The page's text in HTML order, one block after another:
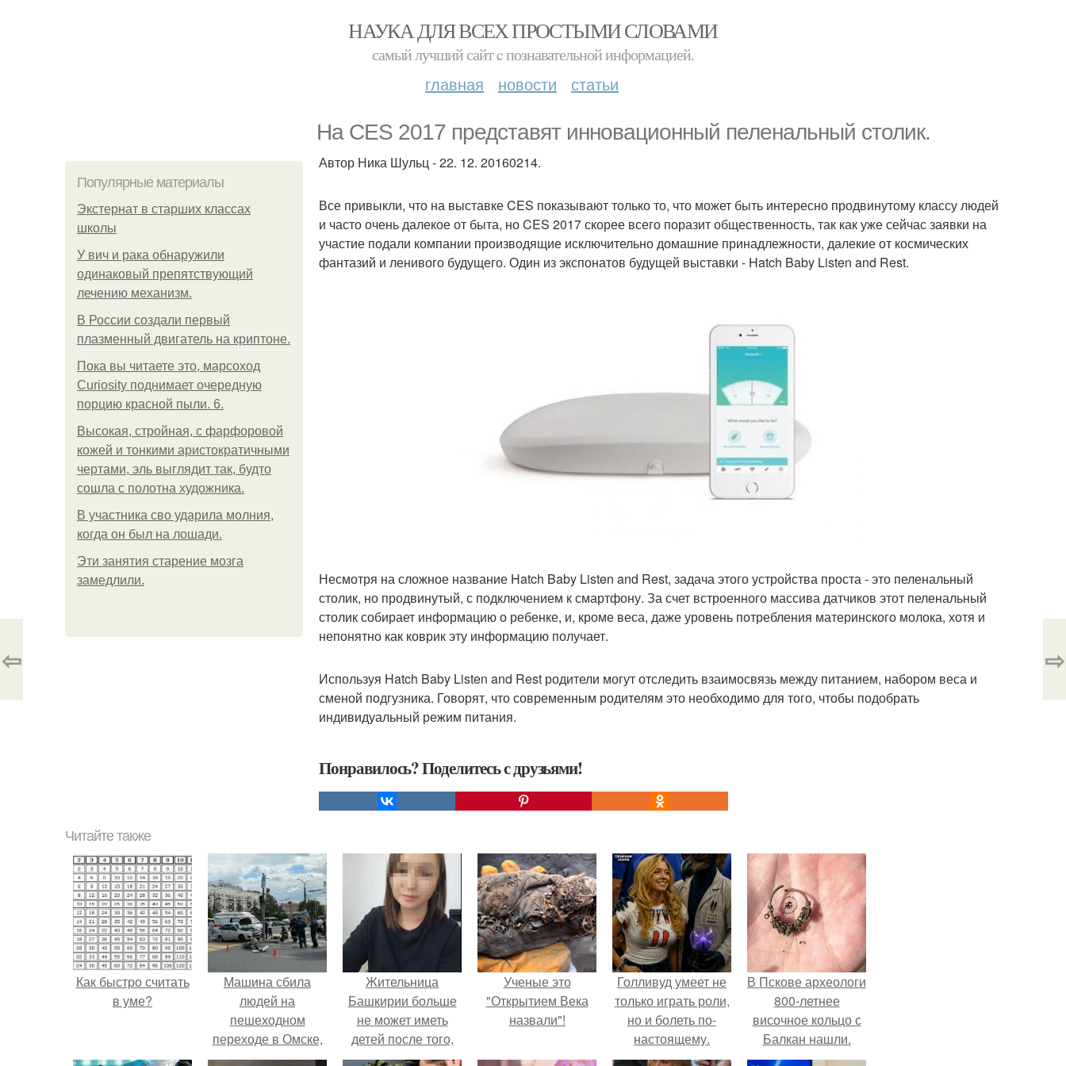
НАУКА ДЛЯ ВСЕХ ПРОСТЫМИ СЛОВАМИ
самый лучший сайт c познавательной информацией.
главная новости статьи
На CES 2017 представят инновационный пеленальный столик.
Популярные материалы
Экстернат в старших классах
школы
У вич и рака обнаружили
одинаковый препятствующий
лечению механизм.
В России создали первый
плазменный двигатель на криптоне.
Пока вы читаете это, марсоход
Curiosity поднимает очередную
порцию красной пыли. 6.
Высокая, стройная, с фарфоровой
кожей и тонкими аристократичными
чертами, эль выглядит так, будто
сошла с полотна художника.
В участника сво ударила молния,
когда он был на лошади.
Эти занятия старение мозга
замедлили.
Автор Ника Шульц - 22. 12. 20160214.
Все привыкли, что на выставке CES показывают только то, что может быть интересно продвинутому классу людей
и часто очень далекое от быта, но CES 2017 скорее всего поразит общественность, так как уже сейчас заявки на
участие подали компании производящие исключительно домашние принадлежности, далекие от космических
фантазий и ленивого будущего. Один из экспонатов будущей выставки - Hatch Baby Listen and Rest.
Несмотря на сложное название Hatch Baby Listen and Rest, задача этого устройства проста - это пеленальный
столик, но продвинутый, с подключением к смартфону. За счет встроенного массива датчиков этот пеленальный
столик собирает информацию о ребенке, и, кроме веса, даже уровень потребления материнского молока, хотя и
непонятно как коврик эту информацию получает.
Используя Hatch Baby Listen and Rest родители могут отследить взаимосвязь между питанием, набором веса и
сменой подгузника. Говорят, что современным родителям это необходимо для того, чтобы подобрать
индивидуальный режим питания.
Понравилось? Поделитесь с друзьями!
⇦ ⇨
Читайте также
Как быстро считать
в уме?
Машина сбила
людей на
пешеходном
переходе в Омске,
пострадали 8
Жительница
Башкирии больше
не может иметь
детей после того,
как медики сделали
Ученые это
"Открытием Века
назвали"!
Голливуд умеет не
только играть роли,
но и болеть по-
настоящему.
В Пскове археологи
800-летнее
височное кольцо с
Балкан нашли.